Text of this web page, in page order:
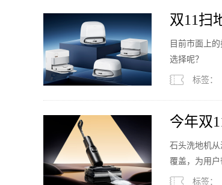
双11扫
目前市面上
选择呢？
标签：
今年双
石头洗地机
覆盖，为用户
标签：